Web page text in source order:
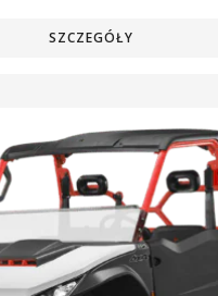
SZCZEGÓŁY